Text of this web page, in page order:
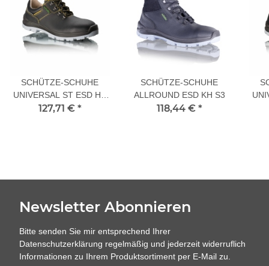
SCHÜTZE-SCHUHE
UNIVERSAL ST ESD HS
S3
127,71 € *
SCHÜTZE-SCHUHE
ALLROUND ESD KH S3
118,44 € *
Newsletter Abonnieren
Bitte senden Sie mir entsprechend Ihrer
Datenschutzerklärung regelmäßig und jederzeit widerruflich
Informationen zu Ihrem Produktsortiment per E-Mail zu.